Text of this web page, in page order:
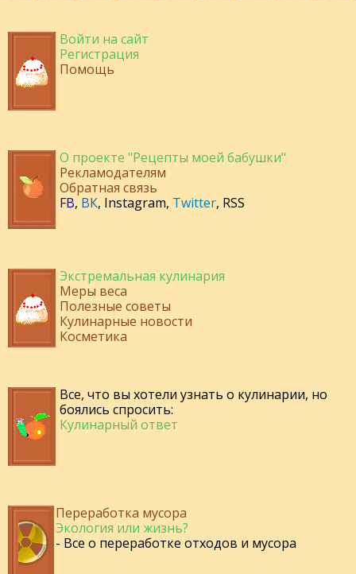
Войти на сайт
Регистрация
Помощь
О проекте "Рецепты моей бабушки"
Рекламодателям
Обратная связь
FB, ВК, Instagram, Twitter, RSS
Экстремальная кулинария
Меры веса
Полезные советы
Кулинарные новости
Косметика
Все, что вы хотели узнать о кулинарии, но
боялись спросить:
Кулинарный ответ
Переработка мусора
Экология или жизнь?
- Все о переработке отходов и мусора